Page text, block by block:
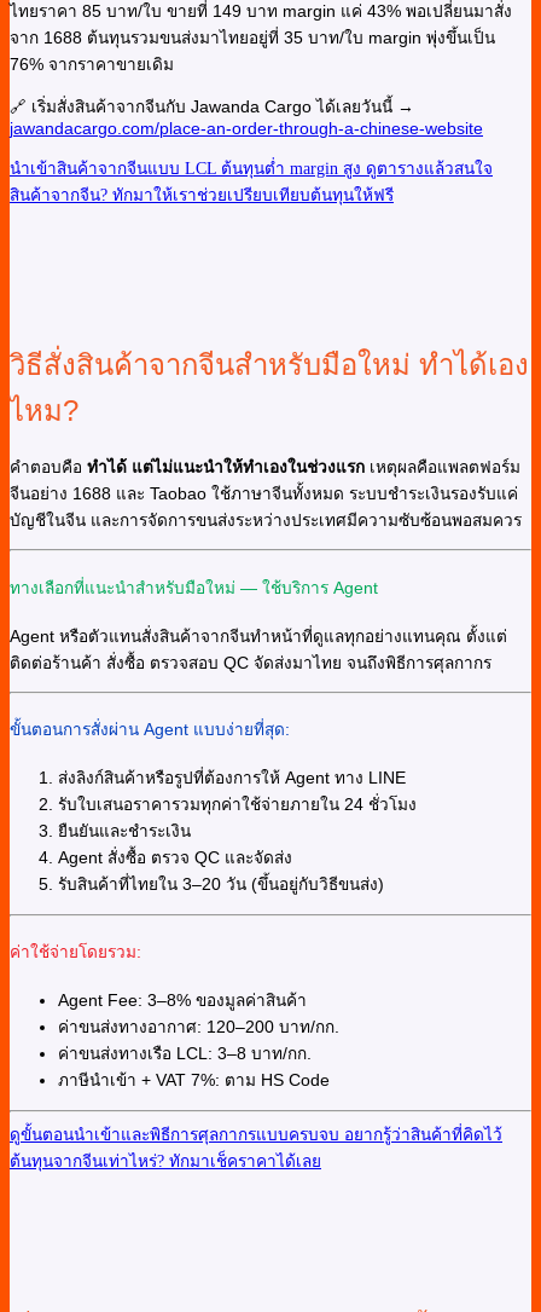
ไทยราคา 85 บาท/ใบ ขายที่ 149 บาท margin แค่ 43% พอเปลี่ยนมาสั่ง
จาก 1688 ต้นทุนรวมขนส่งมาไทยอยู่ที่ 35 บาท/ใบ margin พุ่งขึ้นเป็น
76% จากราคาขายเดิม
🔗 เริ่มสั่งสินค้าจากจีนกับ Jawanda Cargo ได้เลยวันนี้ →
jawandacargo.com/place-an-order-through-a-chinese-website
นำเข้าสินค้าจากจีนแบบ LCL ต้นทุนต่ำ margin สูง ดูตารางแล้วสนใจ
สินค้าจากจีน? ทักมาให้เราช่วยเปรียบเทียบต้นทุนให้ฟรี
วิธีสั่งสินค้าจากจีนสำหรับมือใหม่ ทำได้เอง
ไหม?
คำตอบคือ ทำได้ แต่ไม่แนะนำให้ทำเองในช่วงแรก เหตุผลคือแพลตฟอร์ม
จีนอย่าง 1688 และ Taobao ใช้ภาษาจีนทั้งหมด ระบบชำระเงินรองรับแค่
บัญชีในจีน และการจัดการขนส่งระหว่างประเทศมีความซับซ้อนพอสมควร
ทางเลือกที่แนะนำสำหรับมือใหม่ — ใช้บริการ Agent
Agent หรือตัวแทนสั่งสินค้าจากจีนทำหน้าที่ดูแลทุกอย่างแทนคุณ ตั้งแต่
ติดต่อร้านค้า สั่งซื้อ ตรวจสอบ QC จัดส่งมาไทย จนถึงพิธีการศุลกากร
ขั้นตอนการสั่งผ่าน Agent แบบง่ายที่สุด:
ส่งลิงก์สินค้าหรือรูปที่ต้องการให้ Agent ทาง LINE
รับใบเสนอราคารวมทุกค่าใช้จ่ายภายใน 24 ชั่วโมง
ยืนยันและชำระเงิน
Agent สั่งซื้อ ตรวจ QC และจัดส่ง
รับสินค้าที่ไทยใน 3–20 วัน (ขึ้นอยู่กับวิธีขนส่ง)
ค่าใช้จ่ายโดยรวม:
Agent Fee: 3–8% ของมูลค่าสินค้า
ค่าขนส่งทางอากาศ: 120–200 บาท/กก.
ค่าขนส่งทางเรือ LCL: 3–8 บาท/กก.
ภาษีนำเข้า + VAT 7%: ตาม HS Code
ดูขั้นตอนนำเข้าและพิธีการศุลกากรแบบครบจบ อยากรู้ว่าสินค้าที่คิดไว้
ต้นทุนจากจีนเท่าไหร่? ทักมาเช็คราคาได้เลย